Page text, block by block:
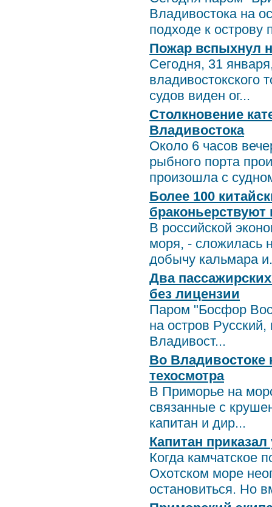
Владивостока на
подходе к острову
Пожар вспыхнул
Сегодня, 31
владивостокского
судов виден ог...
Столкновение
Владивостока
Около 6 часов
рыбного порта
произошла с
Более 100
В российской
моря, - сложилась
добычу кальмара
Два
без лицензии
Паром "Босфор
на остров
Владивост...
Во Владивостоке
техосмотра
В Приморье на
связанные с
капитан и дир...
Капитан
Когда камчатское
Охотском море
остановиться. Но